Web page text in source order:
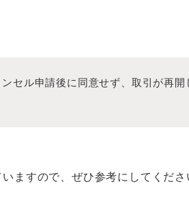
セル申請後に同意せず、取引が再開
ますので、ぜひ参考にしてくださ